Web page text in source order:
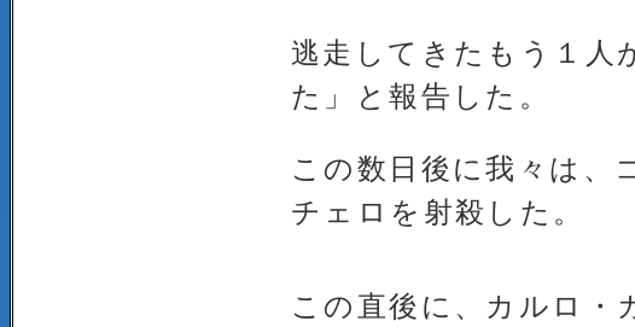
逃走してきたもう１人
た」と報告した。
この数日後に我々は、
チェロを射殺した。
この直後に、カルロ・